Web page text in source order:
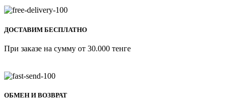
ДОСТАВИМ БЕСПЛАТНО
При заказе на сумму от 30.000 тенге
ОБМЕН И ВОЗВРАТ